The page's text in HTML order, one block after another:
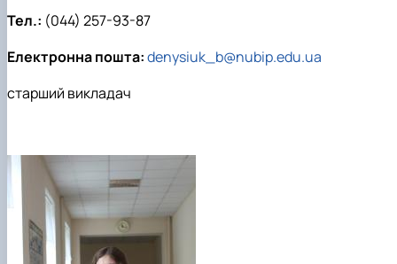
Тел.: (044) 257-93-87
Електронна пошта:denysiuk_b@nubip.edu.ua
старший викладач